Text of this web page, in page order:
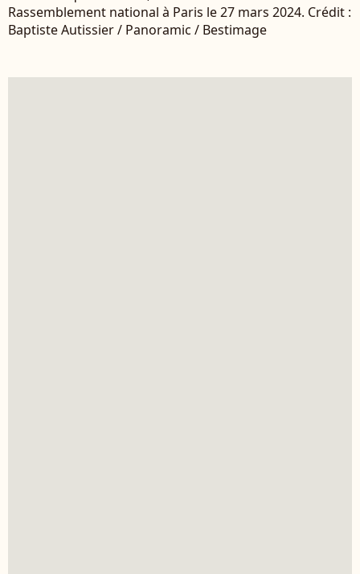
Rassemblement national à Paris le 27 mars 2024. Crédit :
Baptiste Autissier / Panoramic / Bestimage